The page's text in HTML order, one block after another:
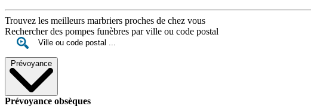
Trouvez les meilleurs marbriers proches de chez vous
Rechercher des pompes funèbres par ville ou code postal
Prévoyance
Prévoyance obsèques